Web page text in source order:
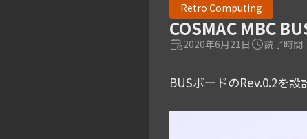
Retro Computing
COSMAC MBC
2020年6月21日 読了時間
BUSボードのRev.0.2を